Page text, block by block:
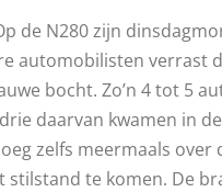
de N280 zijn
automobilisten verrast
bocht. Zo’n 4 tot 5
daarvan kwamen in
zelfs meermaals over
stilstand te komen. De